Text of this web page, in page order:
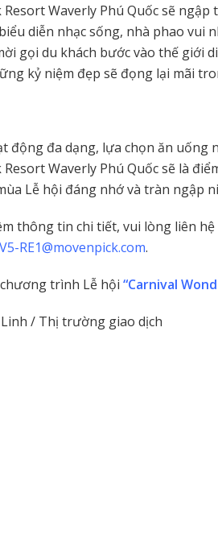
Resort Waverly Phú Quốc sẽ
diễn nhạc sống, nhà phao vui
gọi du khách bước vào thế giới
kỷ niệm đẹp sẽ đọng lại mãi
động đa dạng, lựa chọn ăn uống
Waverly Phú Quốc sẽ là
Lễ hội đáng nhớ và tràn ngập
thông tin chi tiết, vui lòng liên hệ
RE1@movenpick.com.
trình Lễ hội “Carnival
/ Thị trường giao dịch